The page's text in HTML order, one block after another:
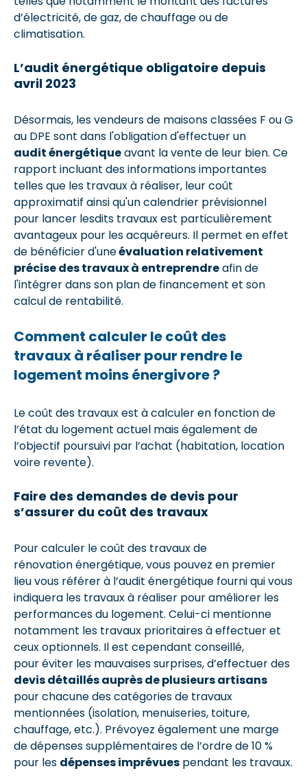
d’électricité, de gaz, de chauffage ou de
climatisation.
L’audit énergétique obligatoire depuis
avril 2023
Désormais, les vendeurs de maisons classées F ou G
au DPE sont dans l'obligation d'effectuer un
audit énergétiqueavant la vente de leur bien. Ce
rapport incluant des informations importantes
telles que les travaux à réaliser, leur coût
approximatif ainsi qu'un calendrier prévisionnel
pour lancer lesdits travaux est particulièrement
avantageux pour les acquéreurs. Il permet en effet
de bénéficier d'uneévaluation relativement
précise des travaux à entreprendreafin de
l'intégrer dans son plan de financement et son
calcul de rentabilité.
Comment calculer le coût des
travaux à réaliser pour rendre le
logement moins énergivore ?
Le coût des travaux est à calculer en fonction de
l’état du logement actuel mais également de
l’objectif poursuivi par l’achat (habitation, location
voire revente).
Faire des demandes de devis pour
s’assurer du coût des travaux
Pour calculer le coût des travaux de
rénovation énergétique, vous pouvez en premier
lieu vous référer à l’audit énergétique fourni qui vous
indiquera les travaux à réaliser pour améliorer les
performances du logement. Celui-ci mentionne
notamment les travaux prioritaires à effectuer et
ceux optionnels. Il est cependant conseillé,
pour éviter les mauvaises surprises, d’effectuer des
devis détaillés auprès de plusieurs artisans
pour chacune des catégories de travaux
mentionnées (isolation, menuiseries, toiture,
chauffage, etc.). Prévoyez également une marge
de dépenses supplémentaires de l’ordre de 10 %
pour les dépenses imprévues pendant les travaux.